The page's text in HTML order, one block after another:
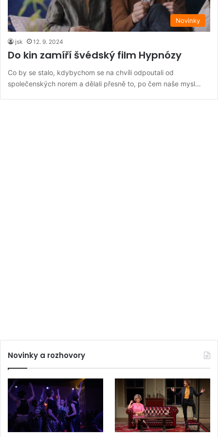
Novinky
jsk 12. 9. 2024
Do kin zamíří švédský film Hypnózy
Co by se stalo, kdybychom se na chvíli odpoutali od
společenských norem a dělali přesně to, po čem naše mysl…
Novinky a rozhovory